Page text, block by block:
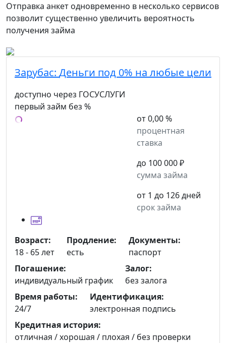
Отправка анкет одновременно в несколько сервисов
позволит существенно увеличить вероятность
получения займа
Зарубас: Деньги под 0% на любые цели
доступно через ГОСУСЛУГИ
первый займ без %
от 0,00 %
процентная
ставка
до 100 000 ₽
сумма займа
от 1 до 126 дней
срок займа
Возраст:
18 - 65 лет
Продление:
есть
Документы:
паспорт
Погашение:
индивидуальный график
Залог:
без залога
Время работы:
24/7
Идентификация:
электронная подпись
Кредитная история:
отличная / хорошая / плохая / без проверки